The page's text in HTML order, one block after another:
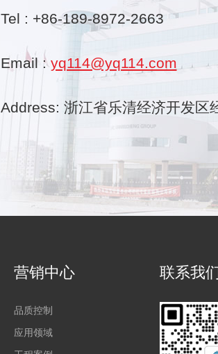
Tel : +86-189-8972-2663
Email :yq114@yq114.com
Address: 浙江省乐清经济开发区
营销中心
品质控制
应用领域
联系我